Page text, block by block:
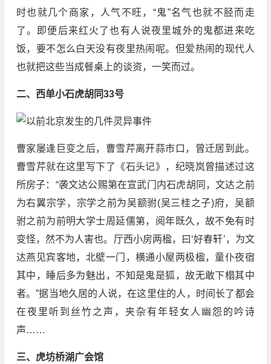
时也就几个商家，人气不旺，“鬼”名气也就不胫而走
了。即便后来红火了也有人说夜里城外的鬼都进来吃
饭，要不怎么白天没有夜里热闹呢。但爱热闹的现代人
也就把这些当成餐桌上的谈资，一笑而过。
二、西单小石虎胡同33号
曹家屡逢巨变之后，曹雪芹离开蒜市口，曾迁居到此。
曹雪芹就在这里写下了《石头记》，纪晓岚曾描述过这
所房子：“袭文达公赐第在宣武门内石虎胡同，文达之前
为右翼宗学，宗学之前为吴额驸(吴三桂之子)府，吴额
驸之前为前明大学士周延儒第，阅年既久，故不免有时
变怪，然不为人害也。厅西小房两楹，曰‘好春轩’，为文
达燕见宾客地，北壁一门，横通小屋两极楹，童仆夜宿
其中，睡后多为魅出，不知是鬼是狐，故无敢下榻其中
者。”据当地久居的人说，在这里住的人，时间长了都会
在夜里听到丝竹之声，夹杂有年轻女人幽怨的吟诗
声……
三、虎坊桥湖广会馆